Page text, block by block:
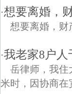
·想要离婚，
想要离婚，财
·我老家8户人
岳律师，我住
米时，因协商在